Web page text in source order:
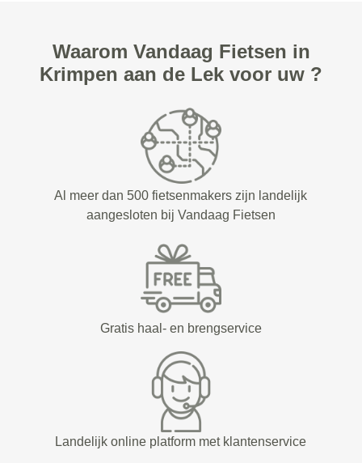
Waarom Vandaag Fietsen in
Krimpen aan de Lek voor uw ?
Al meer dan 500 fietsenmakers zijn landelijk
aangesloten bij Vandaag Fietsen
Gratis haal- en brengservice
Landelijk online platform met klantenservice